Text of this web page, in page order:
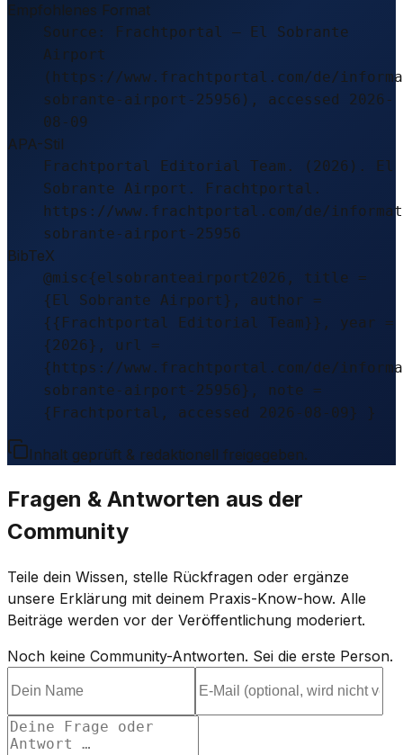
Empfohlenes Format
Source: Frachtportal – El Sobrante
Airport
(https://www.frachtportal.com/de/
sobrante-airport-25956), accessed 2026-
08-09
APA-Stil
Frachtportal Editorial Team. (2026). El
Sobrante Airport. Frachtportal.
https://www.frachtportal.com/de/
sobrante-airport-25956
BibTeX
@misc{elsobranteairport2026, title =
{El Sobrante Airport}, author =
{{Frachtportal Editorial Team}}, year =
{2026}, url =
{https://www.frachtportal.com/de/
sobrante-airport-25956}, note =
{Frachtportal, accessed 2026-08-09} }
Inhalt geprüft & redaktionell freigegeben.
Fragen & Antworten aus der
Community
Teile dein Wissen, stelle Rückfragen oder ergänze
unsere Erklärung mit deinem Praxis-Know-how. Alle
Beiträge werden vor der Veröffentlichung moderiert.
Noch keine Community-Antworten. Sei die erste Person.